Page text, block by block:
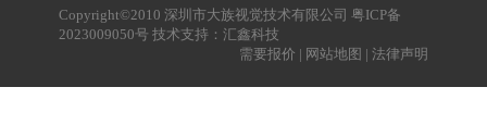
Copyright©2010 深圳市大族视觉技术有限公司 粤ICP备
2023009050号 技术支持： 汇鑫科技
需要报价 | 网站地图 | 法律声明